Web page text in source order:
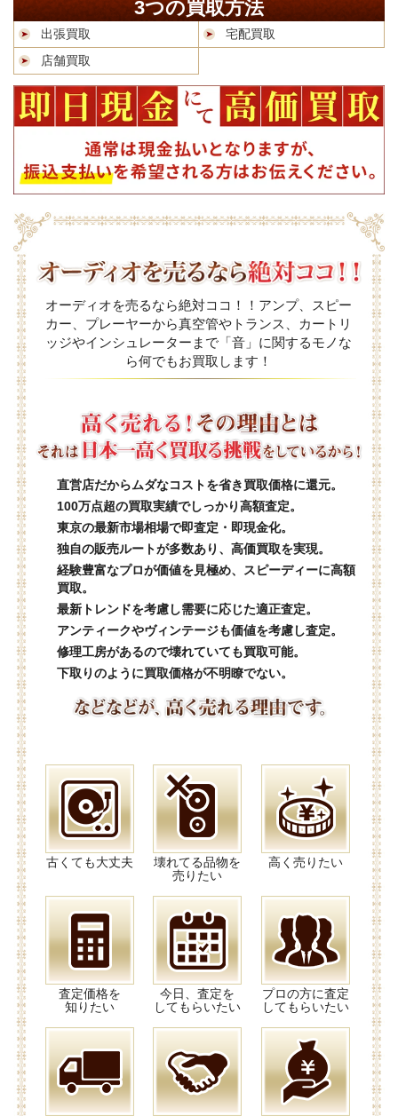
3つの買取方法
出張買取
宅配買取
店舗買取
オーディオを売るなら絶対ココ！！アンプ、スピー
カー、プレーヤーから真空管やトランス、カートリ
ッジやインシュレーターまで「音」に関するモノな
ら何でもお買取します！
直営店だからムダなコストを省き買取価格に還元。
100万点超の買取実績でしっかり高額査定。
東京の最新市場相場で即査定・即現金化。
独自の販売ルートが多数あり、高価買取を実現。
経験豊富なプロが価値を見極め、スピーディーに高額
買取。
最新トレンドを考慮し需要に応じた適正査定。
アンティークやヴィンテージも価値を考慮し査定。
修理工房があるので壊れていても買取可能。
下取りのように買取価格が不明瞭でない。
古くても大丈夫
壊れてる品物を
売りたい
高く売りたい
査定価格を
知りたい
今日、査定を
してもらいたい
プロの方に査定
してもらいたい